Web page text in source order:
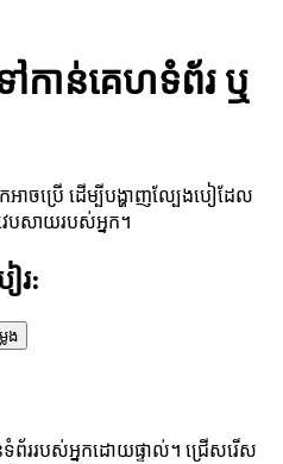
កាន់គេហទំព័រ ឬ
ាចប្រើ ដើម្បីបង្ហាញល្បែងបៀដែល
េបសាយរបស់អ្នក។
រ:
លង
ទំព័ររបស់អ្នកដោយផ្ទាល់។ ជ្រើសរើស